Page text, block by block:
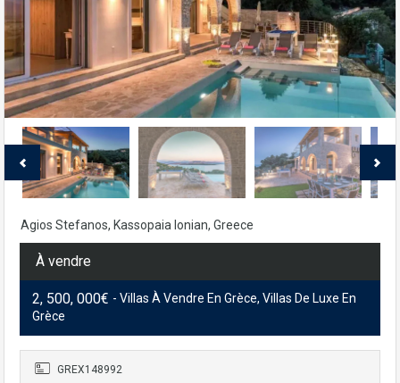
Agios Stefanos, Kassopaia Ionian, Greece
À vendre
2, 500, 000€ - Villas À Vendre En Grèce, Villas De Luxe En
Grèce
GREX148992